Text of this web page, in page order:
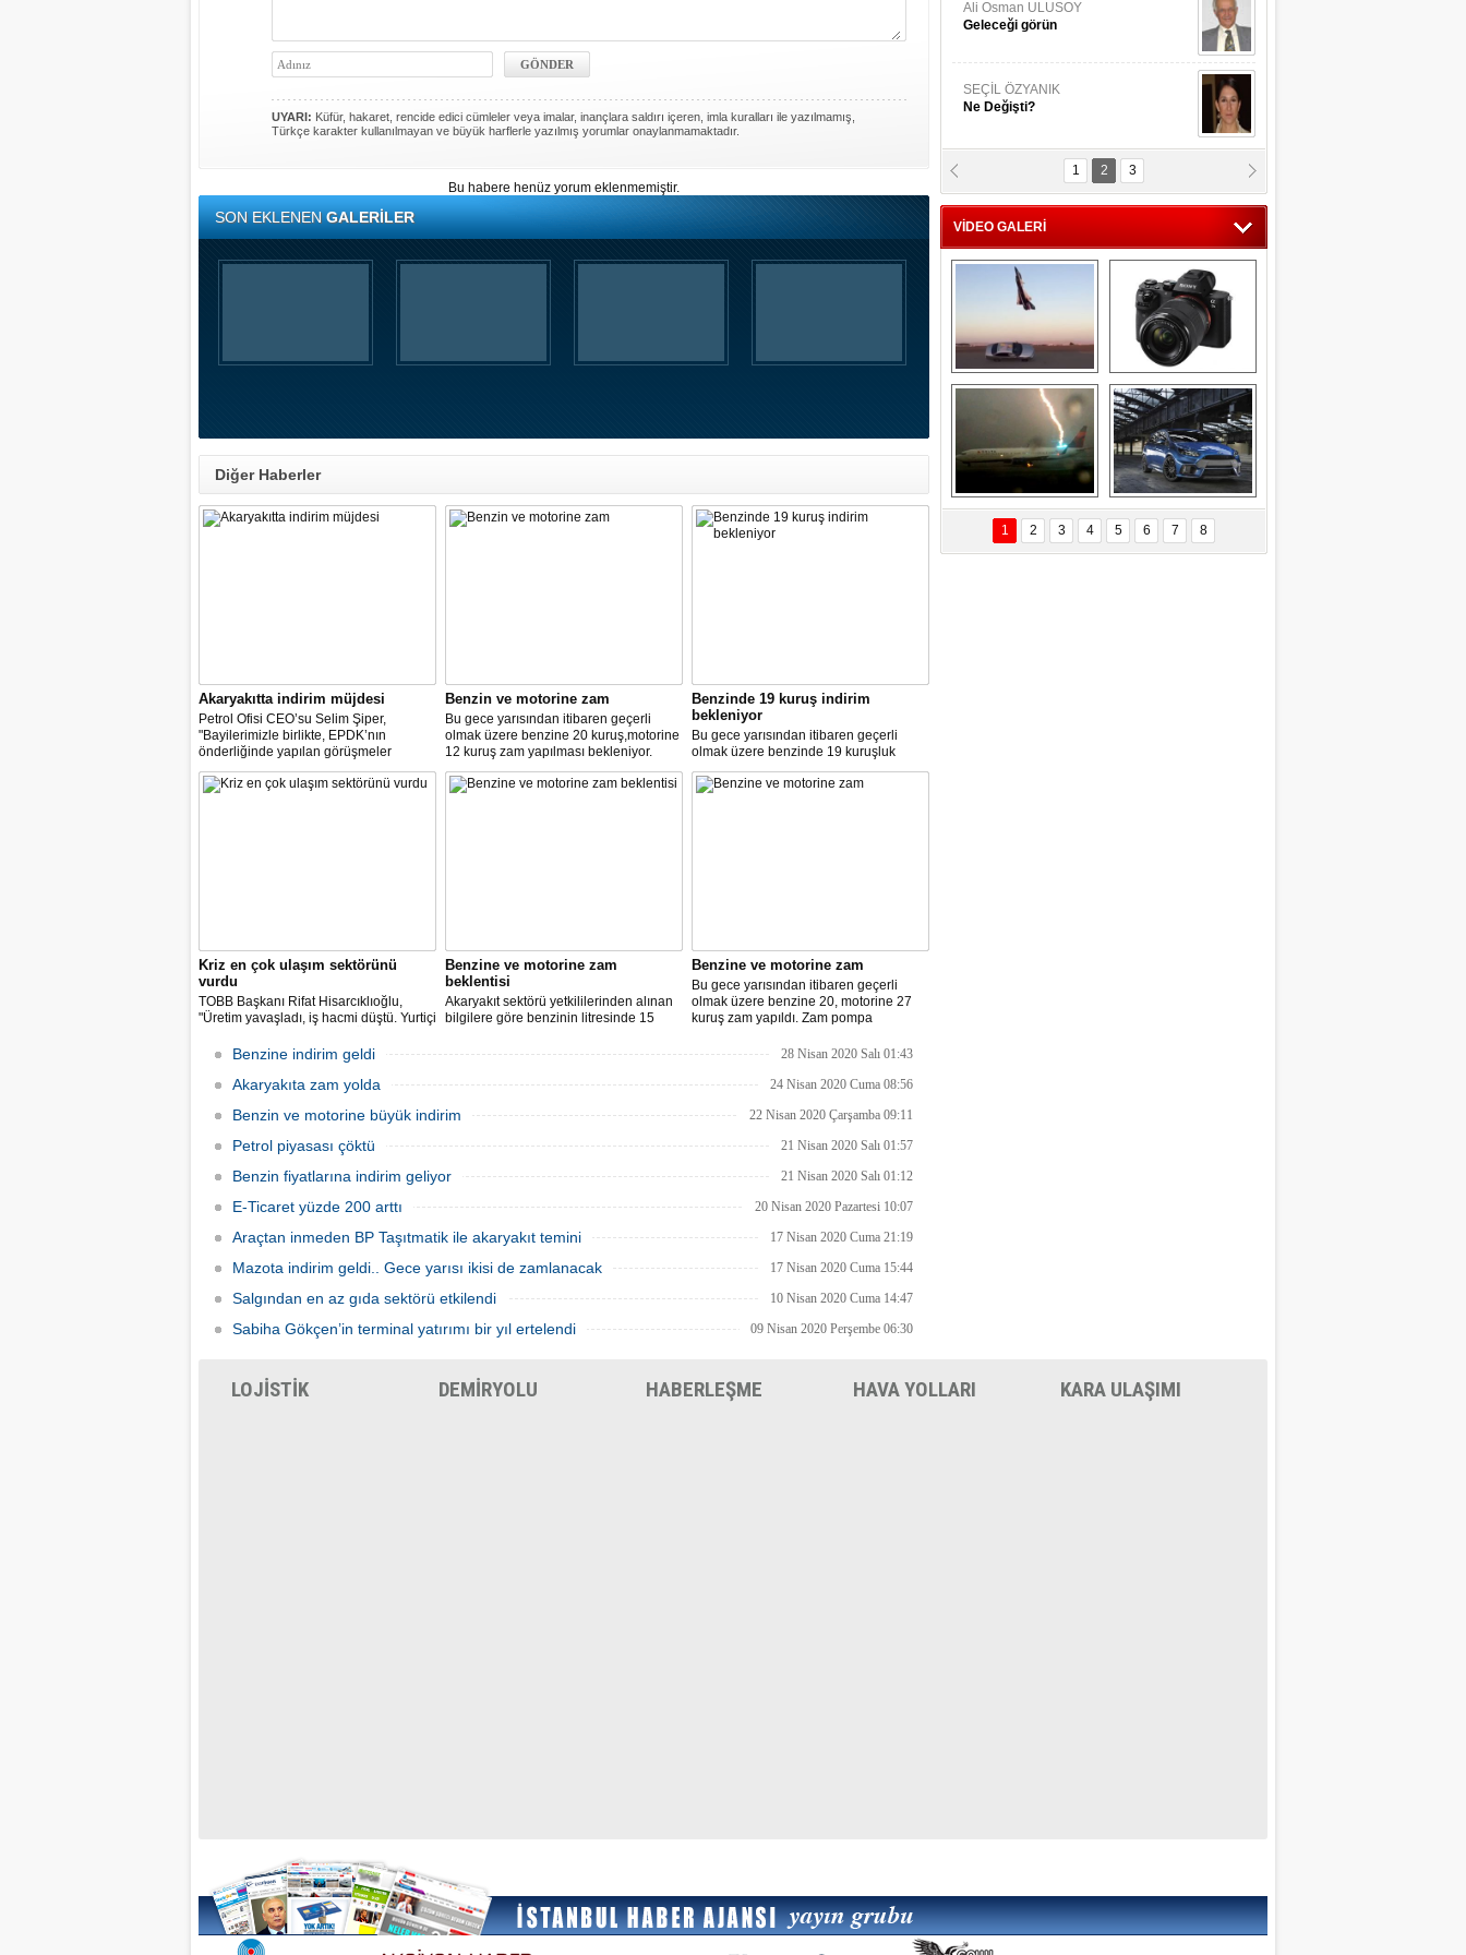
UYARI: Küfür, hakaret, rencide edici cümleler veya imalar, inançlara saldırı içeren, imla kuralları ile yazılmamış,
Türkçe karakter kullanılmayan ve büyük harflerle yazılmış yorumlar onaylanmamaktadır.
Bu habere henüz yorum eklenmemiştir.
SON EKLENENGALERİLER
Diğer Haberler
Akaryakıtta indirim müjdesi
Petrol Ofisi CEO’su Selim Şiper,
"Bayilerimizle birlikte, EPDK’nın
önderliğinde yapılan görüşmeler
sonucunda, dağıtım masraf
paylarımızdan fedakârlık ederek
Benzin ve motorine zam
Bu gece yarısından itibaren geçerli
olmak üzere benzine 20 kuruş,motorine
12 kuruş zam yapılması bekleniyor.
Benzinde 19 kuruş indirim
bekleniyor
Bu gece yarısından itibaren geçerli
olmak üzere benzinde 19 kuruşluk
indirim gerçekleşti.
Kriz en çok ulaşım sektörünü
vurdu
TOBB Başkanı Rifat Hisarcıklıoğlu,
"Üretim yavaşladı, iş hacmi düştü. Yurtiçi
sınırları kapattı, ihracat yavaşladı,
mallarımızı taşıyamaz hale geldik" dedi.
Benzine ve motorine zam
beklentisi
Akaryakıt sektörü yetkililerinden alınan
bilgilere göre benzinin litresinde 15
zam yapılması bekleniyor.
Benzine ve motorine zam
Bu gece yarısından itibaren geçerli
olmak üzere benzine 20, motorine 27
kuruş zam yapıldı. Zam pompa
Benzine indirim geldi 28 Nisan 2020 Salı 01:43
Akaryakıta zam yolda 24 Nisan 2020 Cuma 08:56
Benzin ve motorine büyük indirim 22 Nisan 2020 Çarşamba 09:11
Petrol piyasası çöktü 21 Nisan 2020 Salı 01:57
Benzin fiyatlarına indirim geliyor 21 Nisan 2020 Salı 01:12
E-Ticaret yüzde 200 arttı 20 Nisan 2020 Pazartesi 10:07
Araçtan inmeden BP Taşıtmatik ile akaryakıt temini 17 Nisan 2020 Cuma 21:19
Mazota indirim geldi.. Gece yarısı ikisi de zamlanacak 17 Nisan 2020 Cuma 15:44
Salgından en az gıda sektörü etkilendi 10 Nisan 2020 Cuma 14:47
Sabiha Gökçen’in terminal yatırımı bir yıl ertelendi 09 Nisan 2020 Perşembe 06:30
Ali Osman ULUSOY
Geleceği görün
SEÇİL ÖZYANIK
Ne Değişti?
MERİÇ KÖYATASI
Bayraksız Vatan !
1 2 3
VİDEO GALERİ
Savaş uçağı
pilotundan
muhteşem gösteri
Sony Alpha 7R II ön
inceleme
Delta uçağına
yıldırım çarptı
Ford Focus RS
(2015)
1 2 3 4 5 6 7 8
LOJİSTİK DEMİRYOLU HABERLEŞME HAVA YOLLARI KARA ULAŞIMI